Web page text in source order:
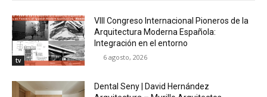
tv
VIII Congreso Internacional Pioneros de la
Arquitectura Moderna Española:
Integración en el entorno
6 agosto, 2026
Dental Seny | David Hernández